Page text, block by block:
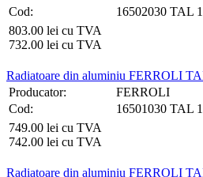
Cod:
16502030 TAL
803.00 lei cu TVA
732.00 lei cu TVA
Radiatoare din aluminiu FERROLI
Producator:
FERROLI
Cod:
16501030 TAL
749.00 lei cu TVA
742.00 lei cu TVA
Radiatoare din aluminiu FERROLI